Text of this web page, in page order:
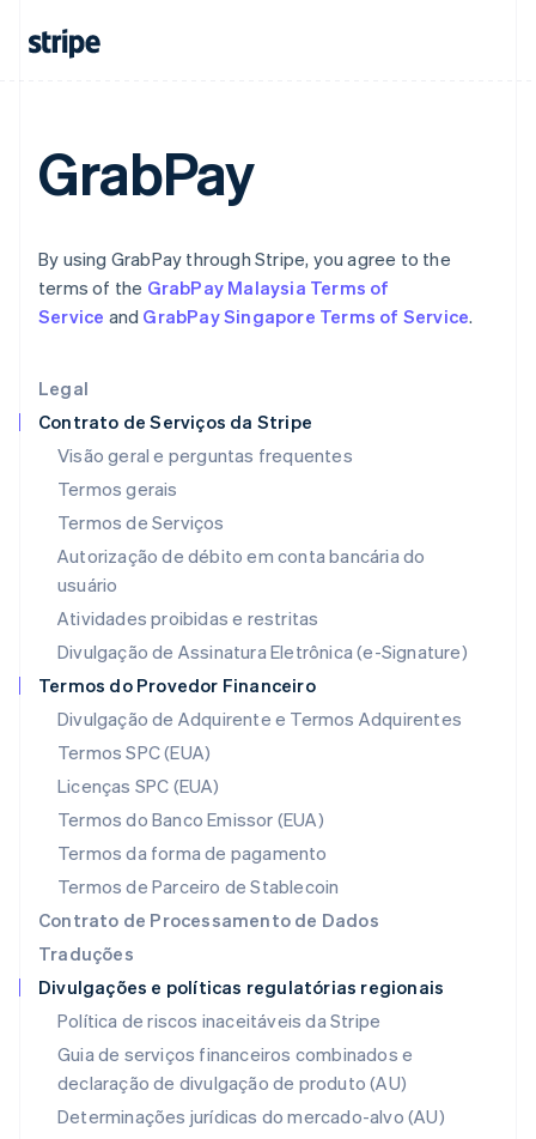
Legal
Contrato de Serviços da Stripe
Visão geral e perguntas frequentes
Termos gerais
Termos de Serviços
Autorização de débito em conta bancária do
usuário
Atividades proibidas e restritas
Divulgação de Assinatura Eletrônica (e-Signature)
Termos do Provedor Financeiro
Divulgação de Adquirente e Termos Adquirentes
Termos SPC (EUA)
Licenças SPC (EUA)
Termos do Banco Emissor (EUA)
Termos da forma de pagamento
Termos de Parceiro de Stablecoin
Contrato de Processamento de Dados
Traduções
Divulgações e políticas regulatórias regionais
Política de riscos inaceitáveis da Stripe
Guia de serviços financeiros combinados e
declaração de divulgação de produto (AU)
Determinações jurídicas do mercado-alvo (AU)
GrabPay
By using GrabPay through Stripe, you agree to the
terms of the GrabPay Malaysia Terms of
Service and GrabPay Singapore Terms of Service.
English
Finlândia
Gibraltar
English
Hungria
Índia
English
Italiano English
Japão
Letônia
English
Liechtenstein
Lituânia
English
Luxemburgo
Malásia
English简体中文
English
México
Español English
English
Nova Zelândia
Países Baixos
Nederlands
Polônia
English
PortuguêsEnglish
RAE de Hong Kong, China
English简体中文